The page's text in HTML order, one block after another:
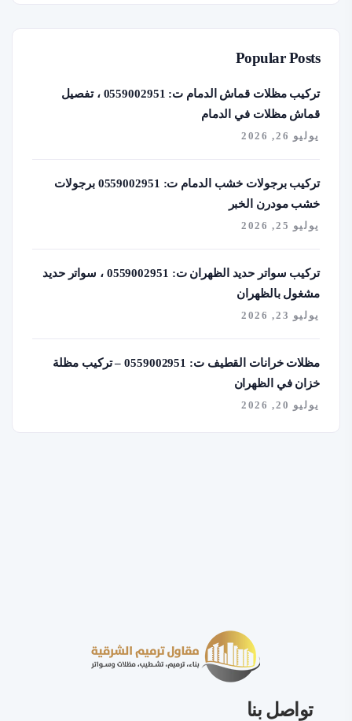
Popular Posts
تركيب مظلات قماش الدمام ت: 0559002951 ، تفصيل
قماش مظلات في الدمام
يوليو 26, 2026
تركيب برجولات خشب الدمام ت: 0559002951 برجولات
خشب مودرن الخبر
يوليو 25, 2026
تركيب سواتر حديد الظهران ت: 0559002951 ، سواتر حديد
مشغول بالظهران
يوليو 23, 2026
مظلات خرانات القطيف ت: 0559002951 – تركيب مظلة
خزان في الظهران
يوليو 20, 2026
تواصل بنا